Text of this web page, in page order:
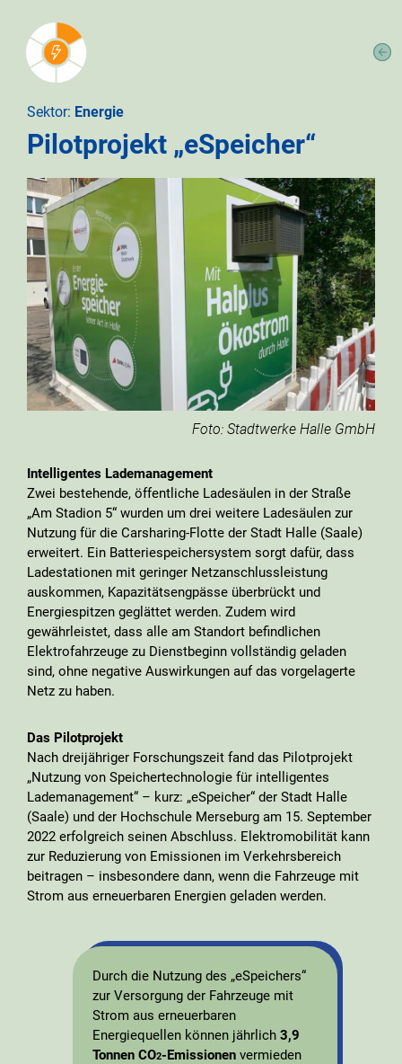
Sektor: Energie
Pilotprojekt „eSpeicher“
Foto: Stadtwerke Halle GmbH
Intelligentes Lademanagement
Zwei bestehende, öffentliche Ladesäulen in der Straße
„Am Stadion 5“ wurden um drei weitere Ladesäulen zur
Nutzung für die Carsharing-Flotte der Stadt Halle (Saale)
erweitert. Ein Batteriespeichersystem sorgt dafür, dass
Ladestationen mit geringer Netzanschlussleistung
auskommen, Kapazitätsengpässe überbrückt und
Energiespitzen geglättet werden. Zudem wird
gewährleistet, dass alle am Standort befindlichen
Elektrofahrzeuge zu Dienstbeginn vollständig geladen
sind, ohne negative Auswirkungen auf das vorgelagerte
Netz zu haben.
Das Pilotprojekt
Nach dreijähriger Forschungszeit fand das Pilotprojekt
„Nutzung von Speichertechnologie für intelligentes
Lademanagement“ – kurz: „eSpeicher“ der Stadt Halle
(Saale) und der Hochschule Merseburg am 15. September
2022 erfolgreich seinen Abschluss. Elektromobilität kann
zur Reduzierung von Emissionen im Verkehrsbereich
beitragen – insbesondere dann, wenn die Fahrzeuge mit
Strom aus erneuerbaren Energien geladen werden.
Durch die Nutzung des „eSpeichers“
zur Versorgung der Fahrzeuge mit
Strom aus erneuerbaren
Energiequellen können jährlich3,9
Tonnen CO2-Emissionen vermieden